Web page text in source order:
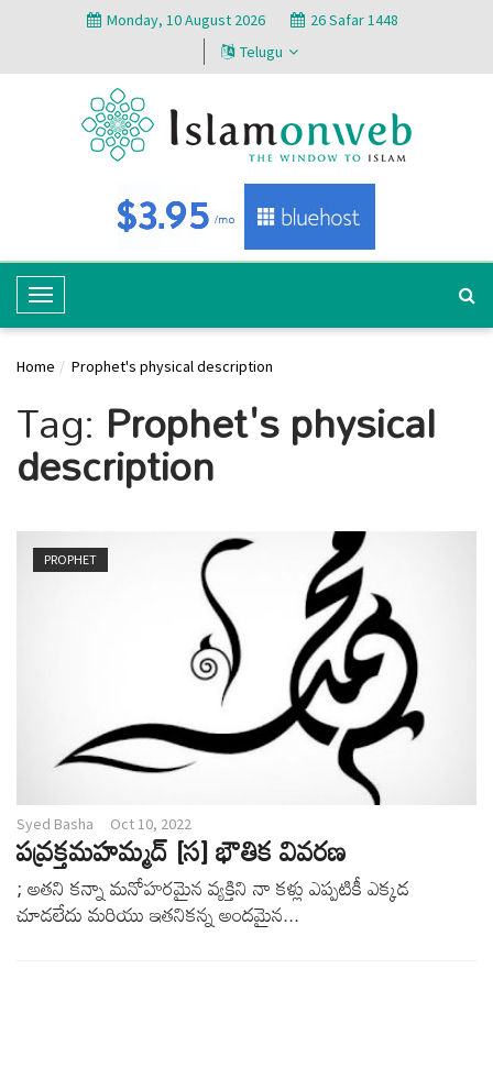
Monday, 10 August 2026
26 Safar 1448
Telugu
T
o
g
e
N
a
i
g
Home Prophet's physical description
Tag: Prophet's physical
description
PROPHET
Syed Basha Oct 10, 2022
పవ్రక్తమహమ్మద్ [స] భౌతిక వివరణ
; అతని కన్నా మనోహరమైన వ్యక్తిని నా కళ్లు ఎప్పటికీ ఎక్కడ
చూడలేదు మరియు ఇతనికన్న అందమైన...